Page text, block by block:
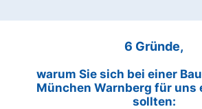
6 Gründe,
warum Sie sich bei einer
München Warnberg für uns
sollten: